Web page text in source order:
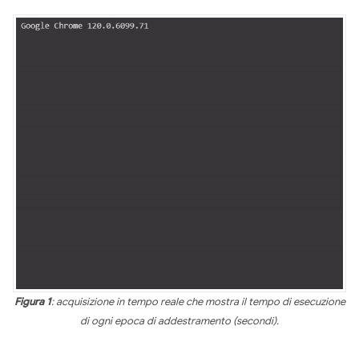
Figura 1: acquisizione in tempo reale che mostra il tempo di esecuzione
di ogni epoca di addestramento (secondi).